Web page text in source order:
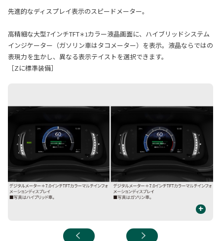
先進的なディスプレイ表示のスピードメーター。
高精細な大型7インチTFT＊1カラー液晶画面に、ハイブリッドシステム
インジケーター（ガソリン車はタコメーター）を表示。液晶ならではの
表現力を生かし、異なる表示テイストを選択できます。
［Zに標準装備］
+